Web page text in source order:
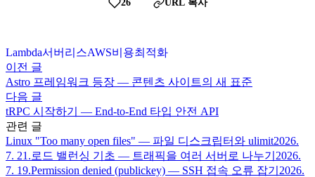
26 URL 복사
Lambda서버리스AWS비용최적화
이전 글
Astro 프레임워크 등장 — 콘텐츠 사이트의 새 표준
다음 글
tRPC 시작하기 — End-to-End 타입 안전 API
관련 글
Linux "Too many open files" — 파일 디스크립터와 ulimit2026.
7. 21.로드 밸런싱 기초 — 트래픽을 여러 서버로 나누기 2026.
7. 19.Permission denied (publickey) — SSH 접속 오류 잡기 2026.